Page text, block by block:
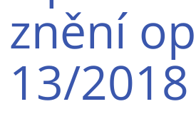
znění
13/